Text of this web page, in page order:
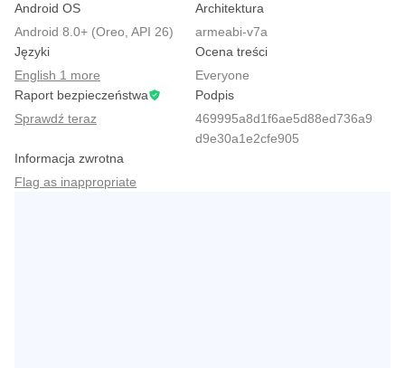
Android OS
Android 8.0+ (Oreo, API 26)
Architektura
armeabi-v7a
Języki
English 1 more
Ocena treści
Everyone
Raport bezpieczeństwa
Sprawdź teraz
Podpis
469995a8d1f6ae5d88ed736a9
d9e30a1e2cfe905
Informacja zwrotna
Flag as inappropriate